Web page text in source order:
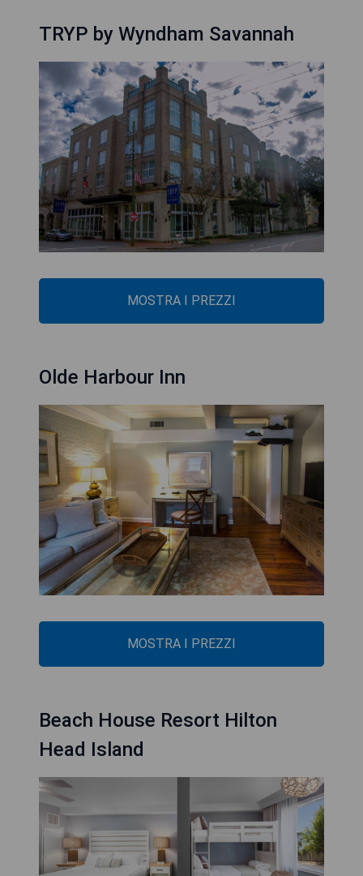
TRYP by Wyndham Savannah
MOSTRA I PREZZI
Olde Harbour Inn
MOSTRA I PREZZI
Beach House Resort Hilton
Head Island